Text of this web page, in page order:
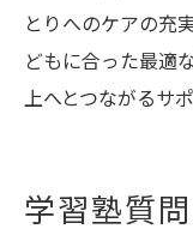
とりへのケアの充
どもに合った最適
上へとつながるサ
学習塾質